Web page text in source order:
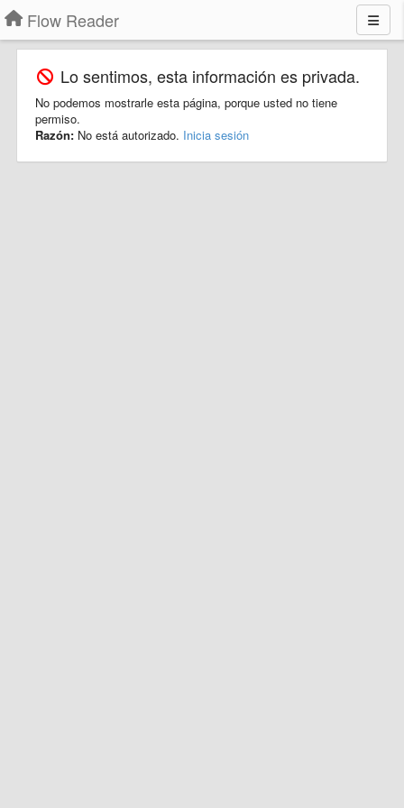
Flow Reader
Lo sentimos, esta información es privada.
No podemos mostrarle esta página, porque usted no tiene
permiso.
Razón: No está autorizado. Inicia sesión